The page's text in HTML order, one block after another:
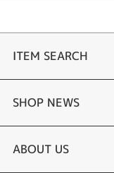
ITEM SEARCH
婚約指輪
手作り婚約指輪
SHOP NEWS
デジタルジュエリー®
ABOUT US